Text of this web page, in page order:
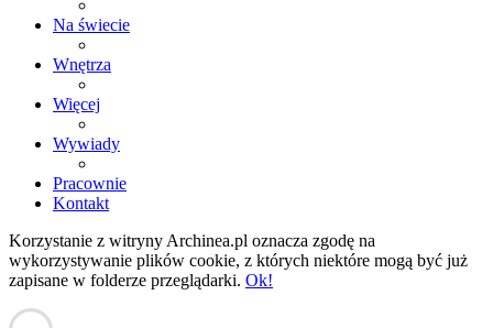
Na świecie
Wnętrza
Więcej
Wywiady
Pracownie
Kontakt
Korzystanie z witryny Archinea.pl oznacza zgodę na
wykorzystywanie plików cookie, z których niektóre mogą być już
zapisane w folderze przeglądarki. Ok!